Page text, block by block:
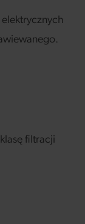
filtracji